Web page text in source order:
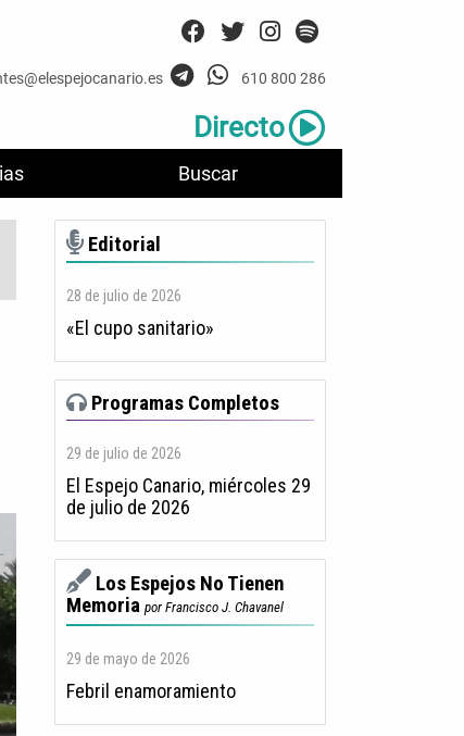
Buscar
610 800 286
Directo
Editorial
28 de julio de 2026
«El cupo sanitario»
Programas Completos
29 de julio de 2026
El Espejo Canario, miércoles 29
de julio de 2026
Los Espejos No Tienen
Memoria por Francisco J. Chavanel
29 de mayo de 2026
Febril enamoramiento